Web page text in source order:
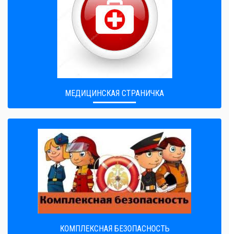
МЕДИЦИНСКАЯ СТРАНИЧКА
КОМПЛЕКСНАЯ БЕЗОПАСНОСТЬ